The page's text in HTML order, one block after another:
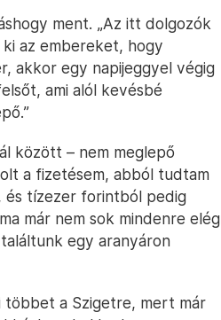
ment. „Az itt dolgozók
az embereket, hogy
akkor egy napijeggyel végig
ami alól kevésbé
között – nem meglepő
a fizetésem, abból tudtam
tízezer forintból pedig
már nem sok mindenre elég
egy aranyáron
többet a Szigetre, mert már